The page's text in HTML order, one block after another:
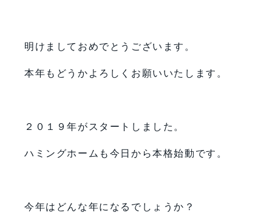
明けましておめでとうございます。
本年もどうかよろしくお願いいたします。
２０１９年がスタートしました。
ハミングホームも今日から本格始動です。
今年はどんな年になるでしょうか？